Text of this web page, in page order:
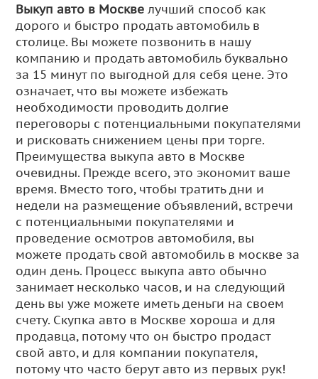
Выкуп авто в Москве лучший способ как
дорого и быстро продать автомобиль в
столице. Вы можете позвонить в нашу
компанию и продать автомобиль буквально
за 15 минут по выгодной для себя цене. Это
означает, что вы можете избежать
необходимости проводить долгие
переговоры с потенциальными покупателями
и рисковать снижением цены при торге.
Преимущества выкупа авто в Москве
очевидны. Прежде всего, это экономит ваше
время. Вместо того, чтобы тратить дни и
недели на размещение объявлений, встречи
с потенциальными покупателями и
проведение осмотров автомобиля, вы
можете продать свой автомобиль в москве за
один день. Процесс выкупа авто обычно
занимает несколько часов, и на следующий
день вы уже можете иметь деньги на своем
счету. Скупка авто в Москве хороша и для
продавца, потому что он быстро продаст
свой авто, и для компании покупателя,
потому что часто берут авто из первых рук!